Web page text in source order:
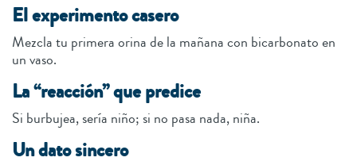
El experimento casero
Mezcla tu primera orina de la mañana con bicarbonato en
un vaso.
La “reacción” que predice
Si burbujea, sería niño; si no pasa nada, niña.
Un dato sincero